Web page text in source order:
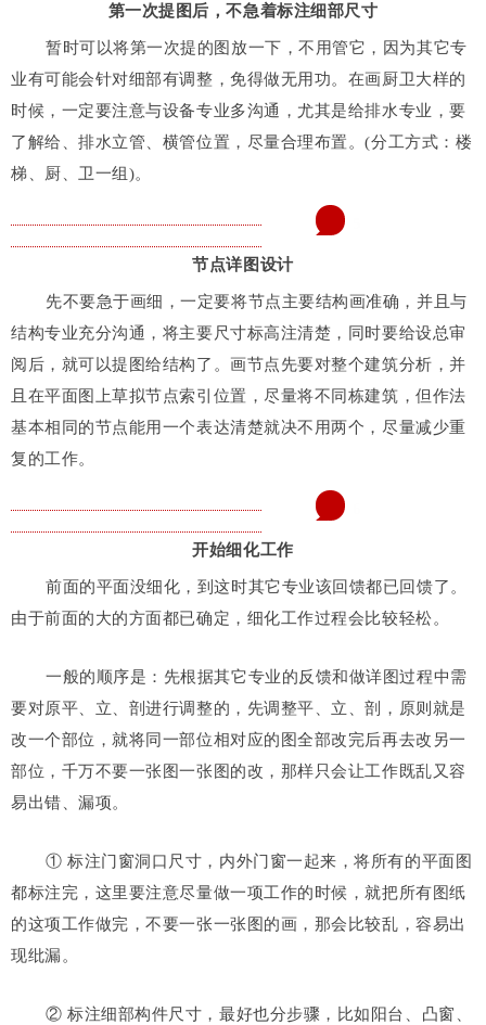
第一次提图后，不急着标注细部尺寸
暂时可以将第一次提的图放一下，不用管它，因为其它专
业有可能会针对细部有调整，免得做无用功。在画厨卫大样的
时候，一定要注意与设备专业多沟通，尤其是给排水专业，要
了解给、排水立管、横管位置，尽量合理布置。(分工方式：楼
梯、厨、卫一组)。
节点详图设计
先不要急于画细，一定要将节点主要结构画准确，并且与
结构专业充分沟通，将主要尺寸标高注清楚，同时要给设总审
阅后，就可以提图给结构了。画节点先要对整个建筑分析，并
且在平面图上草拟节点索引位置，尽量将不同栋建筑，但作法
基本相同的节点能用一个表达清楚就决不用两个，尽量减少重
复的工作。
开始细化工作
前面的平面没细化，到这时其它专业该回馈都已回馈了。
由于前面的大的方面都已确定，细化工作过程会比较轻松。
一般的顺序是： 先根据其它专业的反馈和做详图过程中需
要对原平、立、剖进行调整的，先调整平、立、剖，原则就是
改一个部位，就将同一部位相对应的图全部改完后再去改另一
部位，千万不要一张图一张图的改，那样只会让工作既乱又容
易出错、漏项。
① 标注门窗洞口尺寸，内外门窗一起来，将所有的平面图
都标注完，这里要注意尽量做一项工作的时候，就把所有图纸
的这项工作做完，不要一张一张图的画，那会比较乱，容易出
现纰漏。
② 标注细部构件尺寸，最好也分步骤，比如阳台、凸窗、